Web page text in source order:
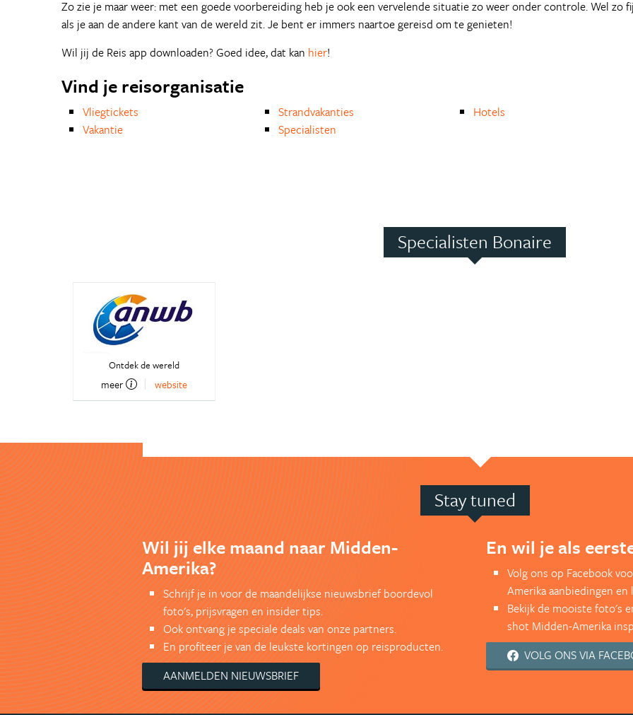
Zo zie je maar weer: met een goede voorbereiding heb je ook een vervelende situatie zo weer onder controle. Wel zo
als je aan de andere kant van de wereld zit. Je bent er immers naartoe gereisd om te genieten!
Wil jij de Reis app downloaden? Goed idee, dat kan hier!
Vind je reisorganisatie
Vliegtickets
Vakantie
Strandvakanties
Specialisten
Hotels
Specialisten Bonaire
Ontdek de wereld
meer website
Stay tuned
Wil jij elke maand naar Midden-
Amerika?
Schrijf je in voor de maandelijkse nieuwsbrief boordevol
foto's, prijsvragen en insider tips.
Ook ontvang je speciale deals van onze partners.
En profiteer je van de leukste kortingen op reisproducten.
AANMELDEN NIEUWSBRIEF
En wil je als
Volg ons op Facebook
Amerika aanbiedingen
Bekijk de mooiste foto's
shot Midden-Amerika
VOLG ONS VIA